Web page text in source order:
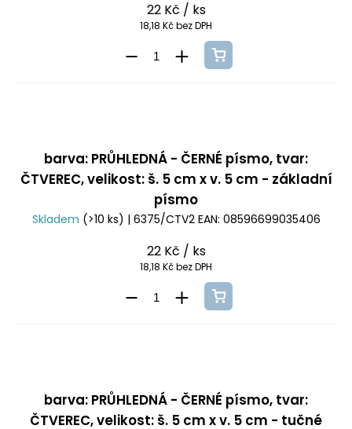
22 Kč / ks
18,18 Kč bez DPH
barva: PRŮHLEDNÁ - ČERNÉ písmo, tvar:
ČTVEREC, velikost: š. 5 cm x v. 5 cm - základní
písmo
Skladem (>10 ks) | 6375/CTV2 EAN: 08596699035406
22 Kč / ks
18,18 Kč bez DPH
barva: PRŮHLEDNÁ - ČERNÉ písmo, tvar:
ČTVEREC, velikost: š. 5 cm x v. 5 cm - tučné